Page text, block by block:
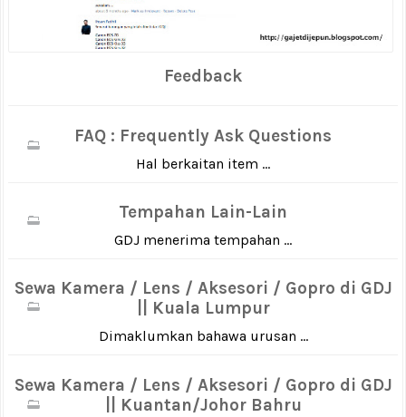
Feedback
FAQ : Frequently Ask Questions
Hal berkaitan item ...
Tempahan Lain-Lain
GDJ menerima tempahan ...
Sewa Kamera / Lens / Aksesori / Gopro di GDJ
|| Kuala Lumpur
Dimaklumkan bahawa urusan ...
Sewa Kamera / Lens / Aksesori / Gopro di GDJ
|| Kuantan/Johor Bahru